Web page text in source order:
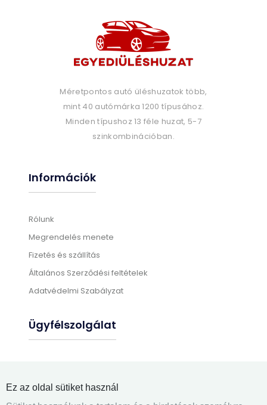
Méretpontos autó üléshuzatok több,
mint 40 autómárka 1200 típusához.
Minden típushoz 13 féle huzat, 5-7
szinkombinációban.
Információk
Rólunk
Megrendelés menete
Fizetés és szállítás
Általános Szerződési feltételek
Adatvédelmi Szabályzat
Ügyfélszolgálat
Üléshuzat felrakás
Gyakran ismételt kérdések
Ez az oldal sütiket használ